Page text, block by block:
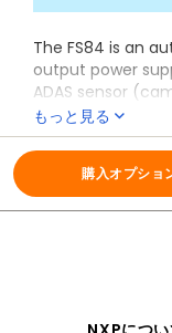
The FS84 is an
output power
ADAS sensor
the primary
microcontroller.
The FS84
voltage
safe outputs.
It is part of a
pin and software
もっと見る
全ての情報 FS84
購入オプショ